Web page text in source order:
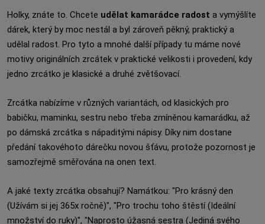
Holky, znáte to. Chcete udělat kamarádce radost a vymýšlíte
dárek, který by moc nestál a byl zároveň pěkný, praktický a
udělal radost. Pro tyto a mnohé další případy tu máme nové
motivy originálních zrcátek v praktické velikosti i provedení, kdy
jedno zrcátko je klasické a druhé zvětšovací.
Zrcátka nabízíme v různých variantách, od klasických pro
babičku, maminku, sestru nebo třeba zmíněnou kamarádku, až
po dámská zrcátka s nápaditými nápisy. Díky nim dostane
předání takovéhoto dárečku novou šťávu, protože pozornost je
samozřejmě směřována na onen text.
A jaké texty zrcátka obsahují? Namátkou: "Pro krásný den
(Užívám si jej 365x ročně)", "Pro trochu toho štěstí (Ideální
množství do ruky)", "Naprosto úžasná sestra (Jediná svého